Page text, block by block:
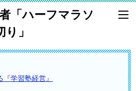
「ハーフマラソ
」
学習塾経営』